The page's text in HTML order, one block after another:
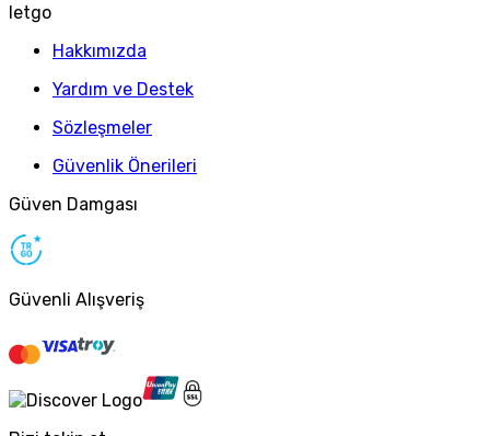
letgo
Hakkımızda
Yardım ve Destek
Sözleşmeler
Güvenlik Önerileri
Güven Damgası
Güvenli Alışveriş